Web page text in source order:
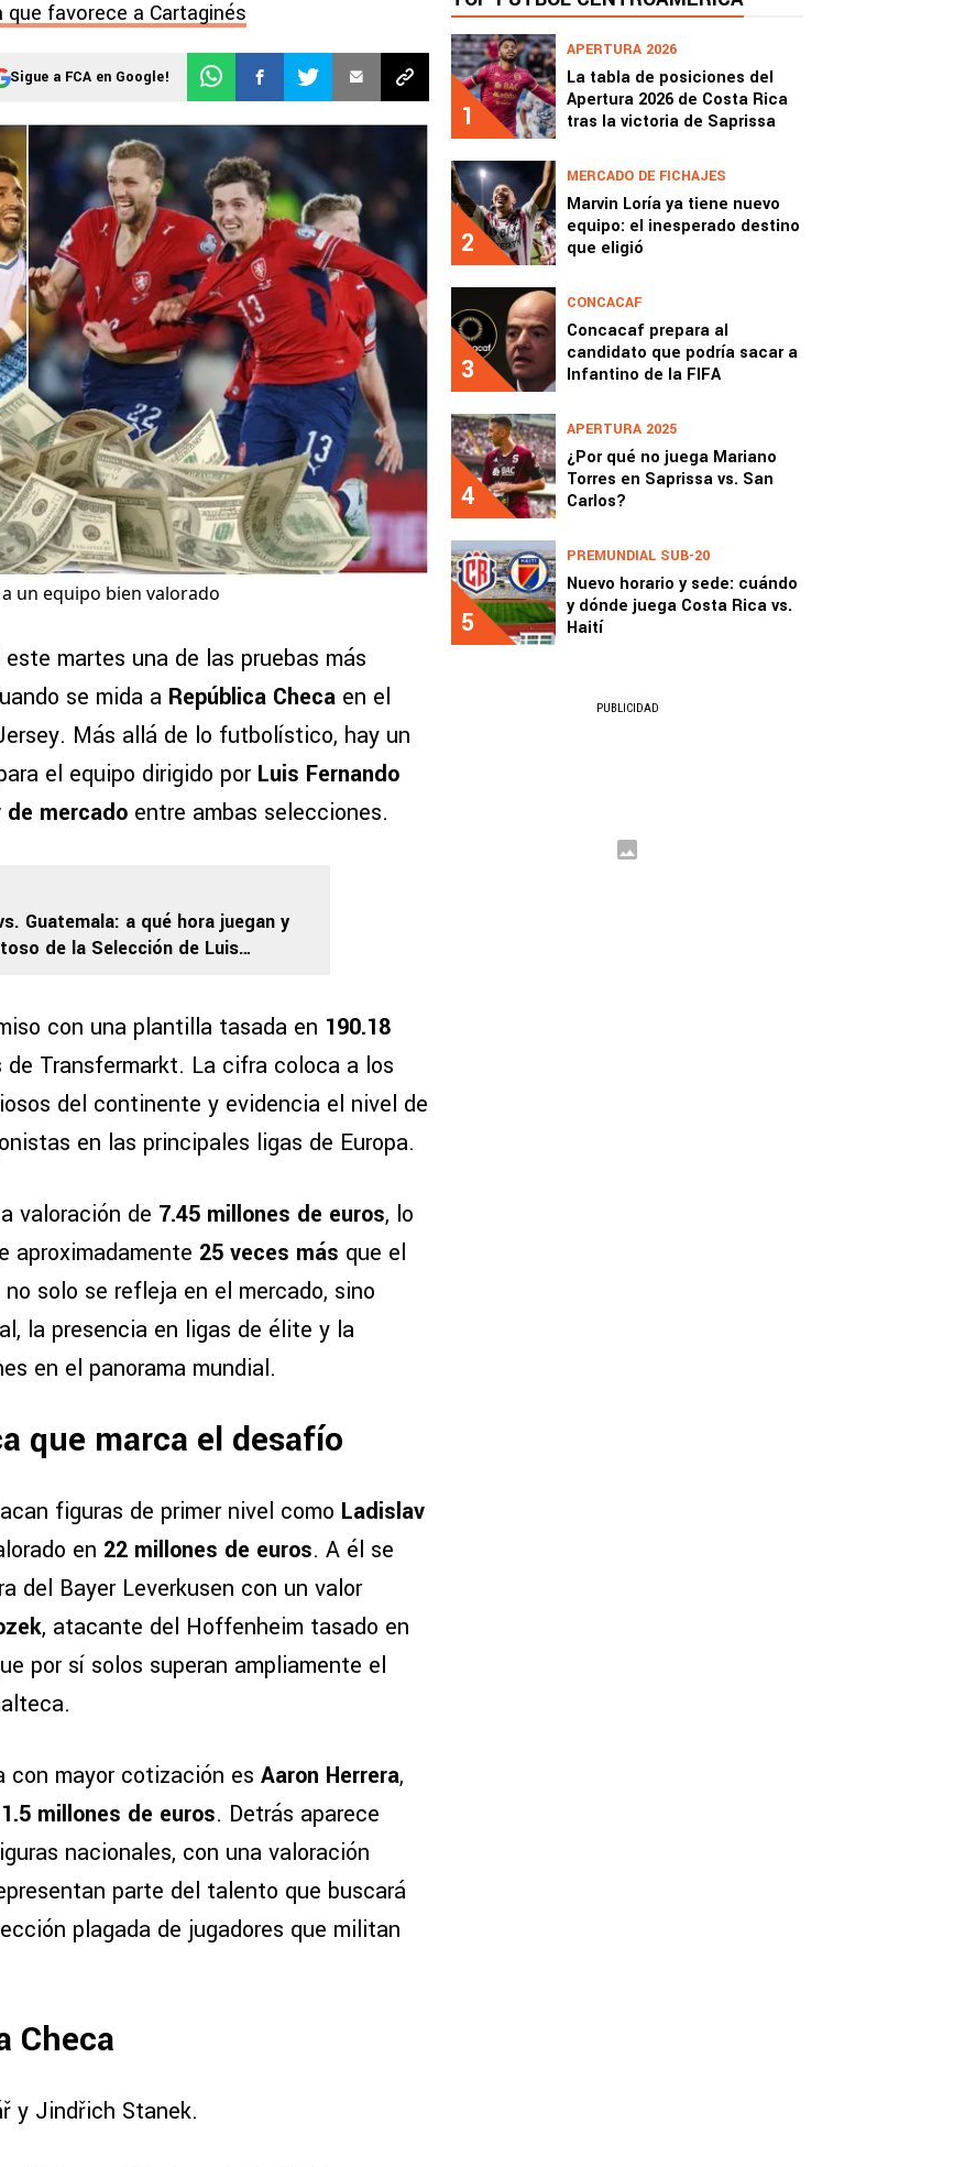
favorece a Cartaginés
Sigue a FCA en Google!
un equipo bien valorado
martes una de las pruebas más
se mida a República Checa en el
Más allá de lo futbolístico, hay un
el equipo dirigido por Luis Fernando
de mercado entre ambas selecciones.
Guatemala: a qué hora juegan y
de la Selección de Luis
con una plantilla tasada en 190.18
de Transfermarkt. La cifra coloca a los
del continente y evidencia el nivel de
en las principales ligas de Europa.
valoración de 7.45 millones de euros, lo
aproximadamente 25 veces más que el
solo se refleja en el mercado, sino
la presencia en ligas de élite y la
en el panorama mundial.
que marca el desafío
figuras de primer nivel como Ladislav
en 22 millones de euros. A él se
del Bayer Leverkusen con un valor
, atacante del Hoffenheim tasado en
por sí solos superan ampliamente el
con mayor cotización es Aaron Herrera,
1.5 millones de euros. Detrás aparece
nacionales, con una valoración
parte del talento que buscará
plagada de jugadores que militan
Checa
y Jindřich Stanek.
1
APERTURA 2026
La tabla de posiciones del
Apertura 2026 de Costa Rica
tras la victoria de Saprissa
2
MERCADO DE FICHAJES
Marvin Loría ya tiene nuevo
equipo: el inesperado destino
que eligió
3
CONCACAF
Concacaf prepara al
candidato que podría sacar a
Infantino de la FIFA
4
APERTURA 2025
¿Por qué no juega Mariano
Torres en Saprissa vs. San
Carlos?
5
PREMUNDIAL SUB-20
Nuevo horario y sede: cuándo
y dónde juega Costa Rica vs.
Haití
PUBLICIDAD